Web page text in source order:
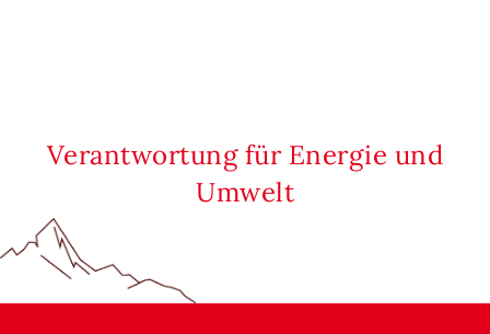
Verantwortung für Energie und
Umwelt